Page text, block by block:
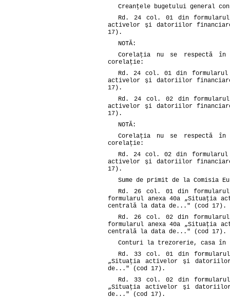
Creanţele bugetului general
Rd. 24 col. 01 din
activelor şi datoriilor
17).
NOTĂ:
Corelaţia nu se respectă în
corelaţie:
Rd. 24 col. 01 din
activelor şi datoriilor
17).
Rd. 24 col. 02 din
activelor şi datoriilor
17).
NOTĂ:
Corelaţia nu se respectă în
corelaţie:
Rd. 24 col. 02 din
activelor şi datoriilor
17).
Sume de primit de la Comisia
Rd. 26 col. 01 din
formularul anexa 40a
centrală la data de..." (cod 17).
Rd. 26 col. 02 din
formularul anexa 40a
centrală la data de..." (cod 17).
Conturi la trezorerie, casa
Rd. 33 col. 01 din
„Situaţia activelor şi
de..." (cod 17).
Rd. 33 col. 02 din
„Situaţia activelor şi
de..." (cod 17).